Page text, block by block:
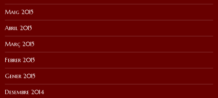
Maig 2015
Abril 2015
Març 2015
Febrer 2015
Gener 2015
Desembre 2014